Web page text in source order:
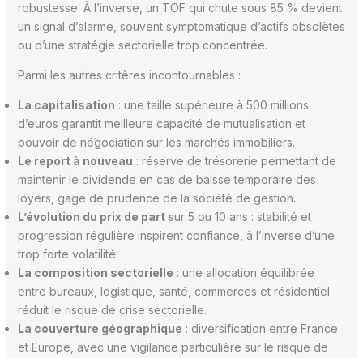
robustesse. À l’inverse, un TOF qui chute sous 85 % devient
un signal d’alarme, souvent symptomatique d’actifs obsolètes
ou d’une stratégie sectorielle trop concentrée.
Parmi les autres critères incontournables :
La capitalisation : une taille supérieure à 500 millions
d’euros garantit meilleure capacité de mutualisation et
pouvoir de négociation sur les marchés immobiliers.
Le report à nouveau : réserve de trésorerie permettant de
maintenir le dividende en cas de baisse temporaire des
loyers, gage de prudence de la société de gestion.
L’évolution du prix de partsur 5 ou 10 ans : stabilité et
progression régulière inspirent confiance, à l’inverse d’une
trop forte volatilité.
La composition sectorielle : une allocation équilibrée
entre bureaux, logistique, santé, commerces et résidentiel
réduit le risque de crise sectorielle.
La couverture géographique : diversification entre France
et Europe, avec une vigilance particulière sur le risque de